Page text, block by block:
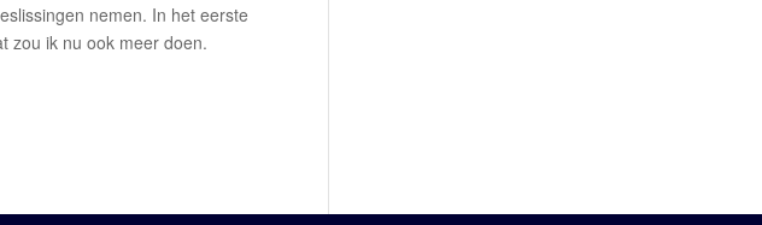
nemen. In het eerste
zou ik nu ook meer doen.